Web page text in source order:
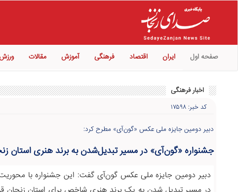
صفحه اول ایران اقتصاد فرهنگی آموزش مقالات
اخبار فرهنگی
کد خبر: ۱۷۵۹۸
دبیر دومین جایزه ملی عکس «گون‌آی» مطرح کرد:
جشنواره «گون‌آی» در مسیر تبدیل‌شدن به برند هنری استان
دبیر دومین جایزه ملی عکس گون‌آی گفت: این جشنواره با